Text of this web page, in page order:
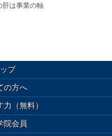
は事業の軸
ップ
の方へ
（無料）
院会員